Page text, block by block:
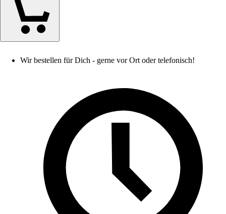
Wir bestellen für Dich - gerne vor Ort oder telefonisch!